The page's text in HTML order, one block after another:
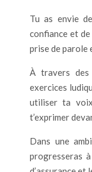
Tu as envie
confiance et
prise de
À travers des
exercices
utiliser ta
t’exprimer
Dans une
progresseras